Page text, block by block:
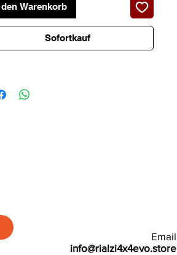
den Warenkorb
Sofortkauf
Email
info@rialzi4x4evo.store